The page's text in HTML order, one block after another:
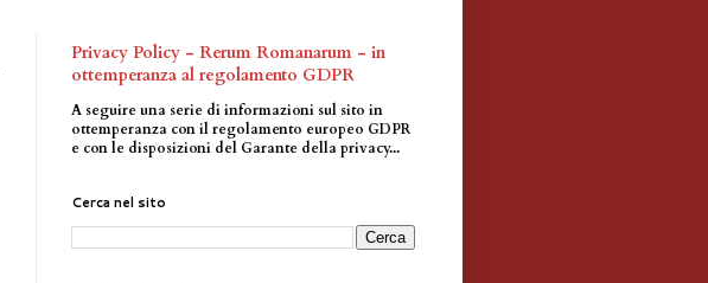
Privacy Policy - Rerum Romanarum - in
ottemperanza al regolamento GDPR
A seguire una serie di informazioni sul sito in
ottemperanza con il regolamento europeo GDPR
e con le disposizioni del Garante della privacy...
Cerca nel sito